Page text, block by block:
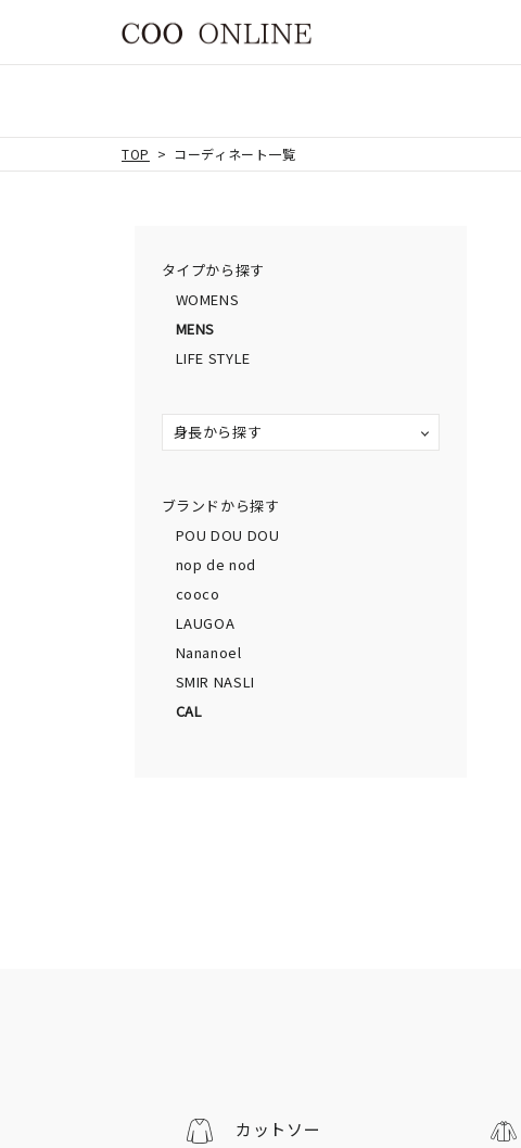
TOP コーディネート一覧
タイプから探す
WOMENS
MENS
LIFE STYLE
身長から探す
ブランドから探す
POU DOU DOU
nop de nod
cooco
LAUGOA
Nananoel
SMIR NASLI
CAL
カットソー